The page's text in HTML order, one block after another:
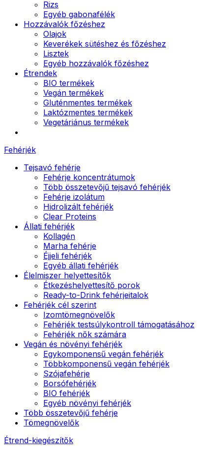
Rizs
Egyéb gabonafélék
Hozzávalók főzéshez
Olajok
Keverékek sütéshez és főzéshez
Lisztek
Egyéb hozzávalók főzéshez
Étrendek
BIO termékek
Vegán termékek
Gluténmentes termékek
Laktózmentes termékek
Vegetáriánus termékek
Fehérjék
Tejsavó fehérje
Fehérje koncentrátumok
Több összetevőjű tejsavó fehérjék
Fehérje izolátum
Hidrolizált fehérjék
Clear Proteins
Állati fehérjék
Kollagén
Marha fehérje
Éjjeli fehérjék
Egyéb állati fehérjék
Élelmiszer helyettesítők
Étkezéshelyettesítő porok
Ready-to-Drink fehérjeitalok
Fehérjék cél szerint
Izomtömegnövelők
Fehérjék testsúlykontroll támogatásához
Fehérjék nők számára
Vegán és növényi fehérjék
Egykomponensű vegán fehérjék
Többkomponensű vegán fehérjék
Szójafehérje
Borsófehérjék
BIO fehérjék
Egyéb növényi fehérjék
Több összetevőjű fehérje
Tömegnövelők
Étrend-kiegészítők